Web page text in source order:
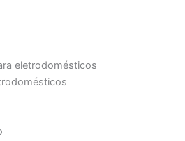
eletrodomésticos